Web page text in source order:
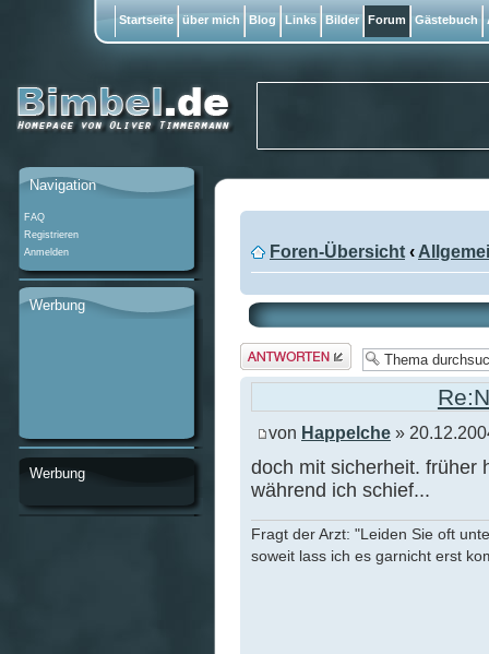
Foren-Übersicht ‹
Antwort
erstellen
von Happelche »
doch mit sicherheit. früher
während ich schief...
Fragt der Arzt: "Leiden Sie oft
soweit lass ich es garnicht erst
Navigation
FAQ
Registrieren
Anmelden
Werbung
Werbung
Startseite über mich Blog Links Bilder Forum Gästebuch